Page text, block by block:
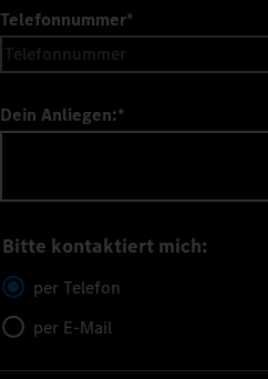
Telefonnummer*
Dein Anliegen:*
Bitte kontaktiert mich:
per Telefon
per E-Mail